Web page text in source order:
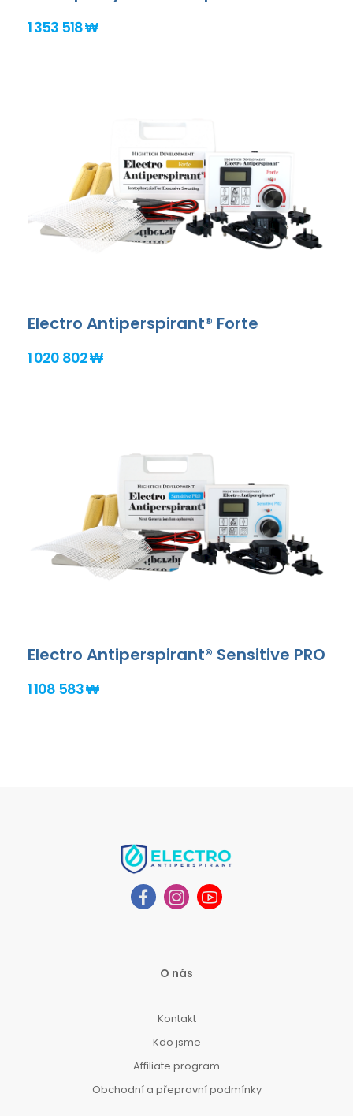
1 353 518 ₩
Electro Antiperspirant® Forte
1 020 802 ₩
Electro Antiperspirant® Sensitive PRO
1 108 583 ₩
O nás
Kontakt
Kdo jsme
Affiliate program
Obchodní a přepravní podmínky